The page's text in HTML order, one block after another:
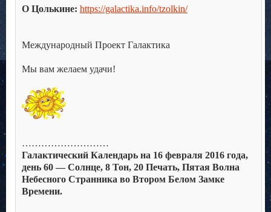
О Цолькине: https://galactika.info/tzolkin/
Международный Проект Галактика
Мы вам желаем удачи!
………………………
Галактический Календарь на 16 февраля 2016 года,
день 60 — Солнце, 8 Тон, 20 Печать, Пятая Волна
Небесного Странника во Втором Белом Замке
Времени.